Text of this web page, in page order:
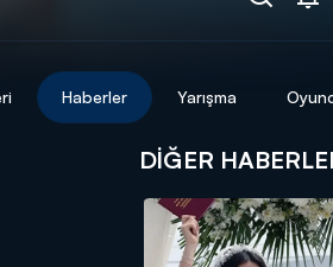
Haberler Yarışma
DIĞER